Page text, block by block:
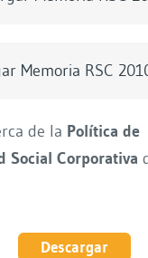
Memoria RSC
de la Política de
Social Corporativa
Descargar